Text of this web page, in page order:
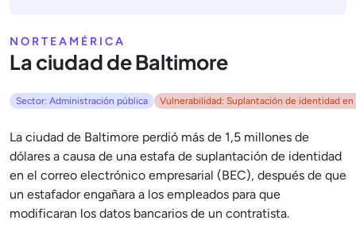
NORTEAMÉRICA
La ciudad de Baltimore
Sector: Administración pública Vulnerabilidad: Suplantación de identidad
La ciudad de Baltimore perdió más de 1,5 millones de
dólares a causa de una estafa de suplantación de identidad
en el correo electrónico empresarial (BEC), después de que
un estafador engañara a los empleados para que
modificaran los datos bancarios de un contratista.